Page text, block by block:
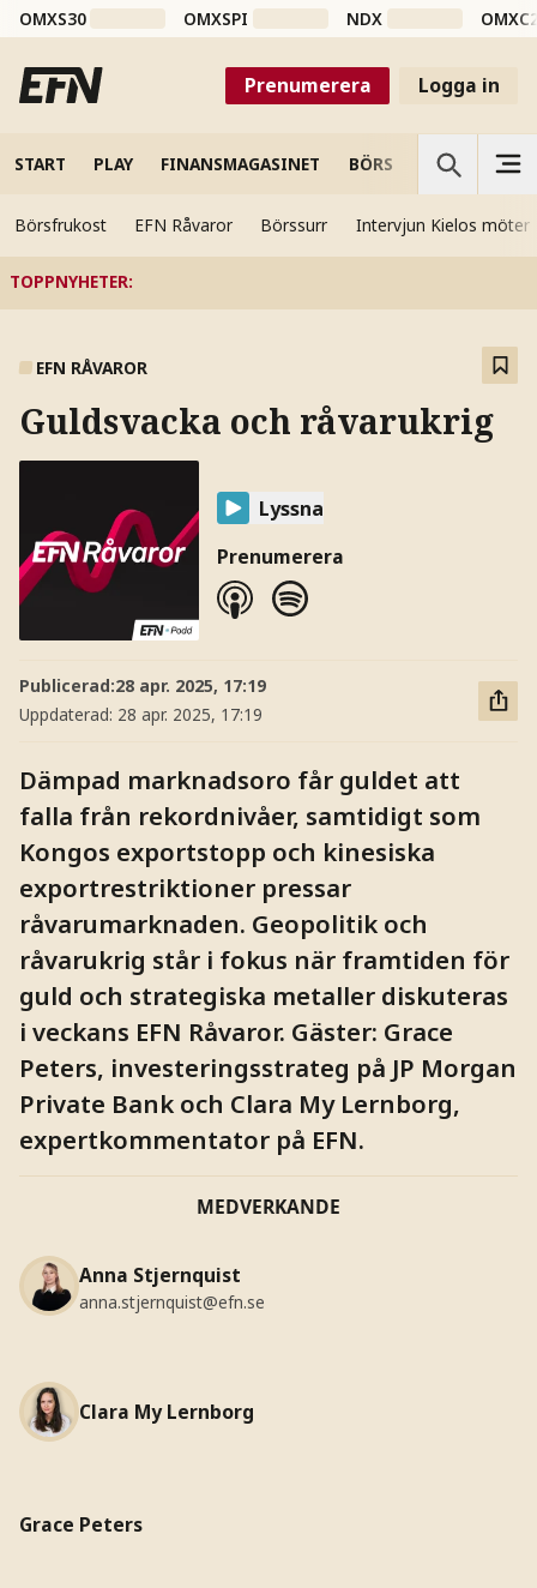
OMXS30 OMXSPI NDX
Prenumerera Logga in
START PLAY FINANSMAGASINET BÖRS VETENSKAP
Börsfrukost EFN Råvaror Börssurr Intervjun Kielos möter
TOPPNYHETER:
EFN RÅVAROR
Guldsvacka och råvarukrig
Lyssna
Prenumerera
Publicerad:28 apr. 2025, 17:19
Uppdaterad: 28 apr. 2025, 17:19
Dämpad marknadsoro får guldet att
falla från rekordnivåer, samtidigt som
Kongos exportstopp och kinesiska
exportrestriktioner pressar
råvarumarknaden. Geopolitik och
råvarukrig står i fokus när framtiden för
guld och strategiska metaller diskuteras
i veckans EFN Råvaror. Gäster: Grace
Peters, investeringsstrateg på JP Morgan
Private Bank och Clara My Lernborg,
expertkommentator på EFN.
MEDVERKANDE
Anna Stjernquist
anna.stjernquist@efn.se
Clara My Lernborg
Grace Peters